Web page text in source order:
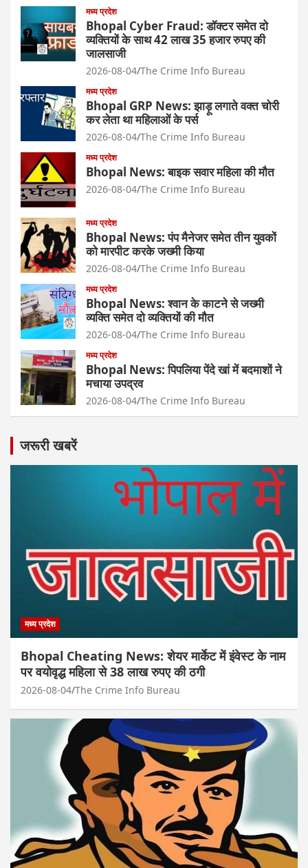
मध्य प्रदेश
Bhopal Cyber Fraud: डॉक्टर समेत दो
व्यक्तियों के साथ 42 लाख 35 हजार रुपए की
जालसाजी
2026-08-04 The Crime Info Bureau
मध्य प्रदेश
Bhopal GRP News: झाड़ू लगाते वक्त चोरी
कर लेता था महिलाओं के पर्स
2026-08-04 The Crime Info Bureau
मध्य प्रदेश
Bhopal News: बाइक सवार महिला की मौत
2026-08-04 The Crime Info Bureau
मध्य प्रदेश
Bhopal News: पंप मैनेजर समेत तीन युवकों
को मारपीट करके जख्मी किया
2026-08-04 The Crime Info Bureau
मध्य प्रदेश
Bhopal News: श्वान के काटने से जख्मी
व्यक्ति समेत दो व्यक्तियों की मौत
2026-08-04 The Crime Info Bureau
मध्य प्रदेश
Bhopal News: पिपलिया पेंदे खां में बदमाशों ने
मचाया उपद्रव
2026-08-04 The Crime Info Bureau
जरूरी खबरें
मध्य प्रदेश
Bhopal Cheating News: शेयर मार्केट में इंवेस्ट के नाम
पर वयोवृद्ध महिला से 38 लाख रुपए की ठगी
2026-08-04 The Crime Info Bureau